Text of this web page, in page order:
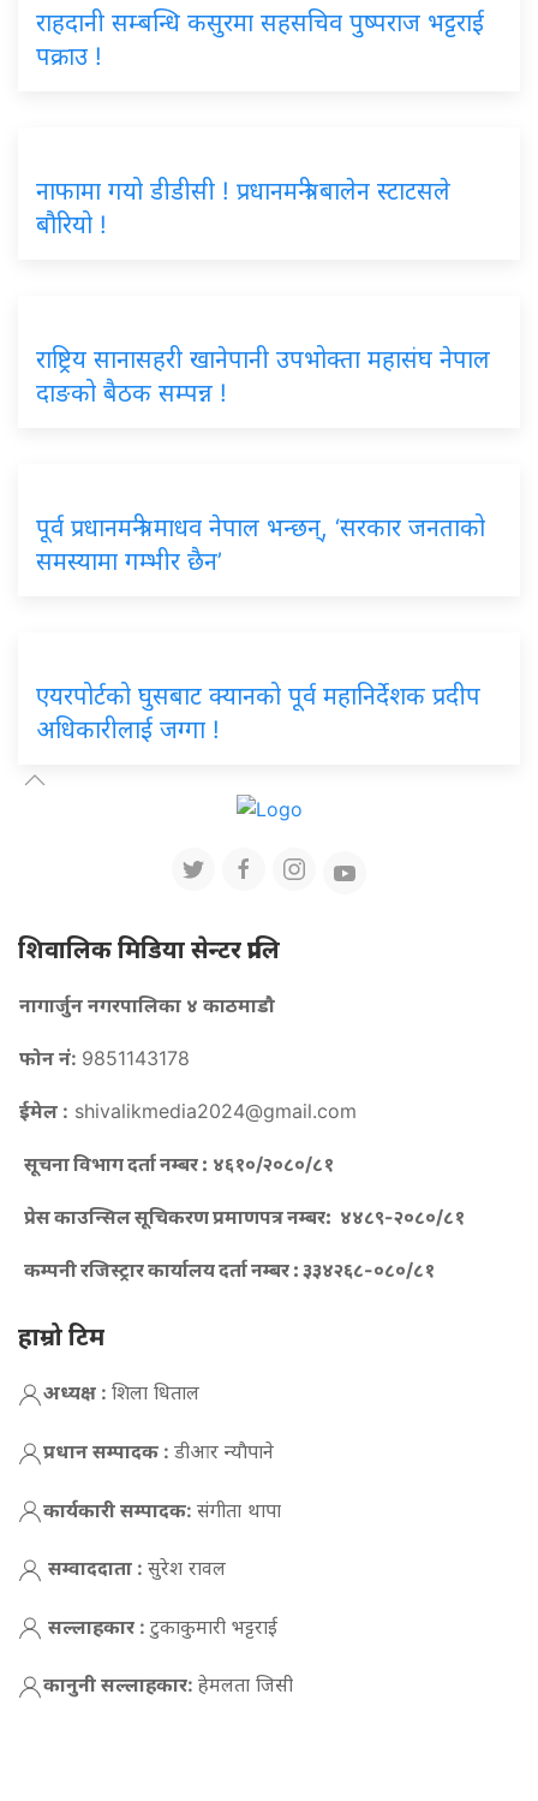
राहदानी सम्बन्धि कसुरमा सहसचिव पुष्पराज भट्टराई
पक्राउ !
नाफामा गयो डीडीसी ! प्रधानमन्त्री बालेन स्टाटसले
बौरियो !
राष्ट्रिय सानासहरी खानेपानी उपभोक्ता महासंघ नेपाल
दाङको बैठक सम्पन्न !
पूर्व प्रधानमन्त्री माधव नेपाल भन्छन्, ‘सरकार जनताको
समस्यामा गम्भीर छैन’
एयरपोर्टको घुसबाट क्यानको पूर्व महानिर्देशक प्रदीप
अधिकारीलाई जग्गा !
शिवालिक मिडिया सेन्टर प्रालि
नागार्जुन नगरपालिका ४ काठमाडौ
फोन नं: 9851143178
ईमेल : shivalikmedia2024@gmail.com
सूचना विभाग दर्ता नम्बर : ४६१०/२०८०/८१
प्रेस काउन्सिल सूचिकरण प्रमाणपत्र नम्बर: ४४८९-२०८०/८१
कम्पनी रजिस्ट्रार कार्यालय दर्ता नम्बर : ३३४२६८-०८०/८१
हाम्रो टिम
अध्यक्ष : शिला धिताल
प्रधान सम्पादक : डीआर न्याैपाने
कार्यकारी सम्पादक: संगीता थापा
सम्वाददाता : सुरेश रावल
सल्लाहकार : टुकाकुमारी भट्टराई
कानुनी सल्लाहकार: हेमलता जिसी